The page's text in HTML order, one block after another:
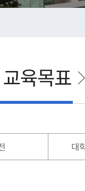
교육 및 행사
지침
기타
대학홍보브로슈어
캠퍼스투어 찾아
소개 상담안내
식단 학교경영자
시내버스 안내
내
육목표
대